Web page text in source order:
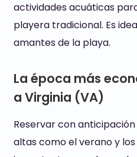
actividades acuáticas
playera tradicional. Es
amantes de la playa.
La época más
a Virginia (VA)
Reservar con
altas como el verano y